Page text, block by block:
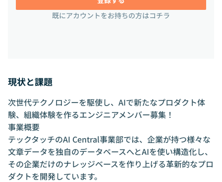
既にアカウントをお持ちの方はコチラ
現状と課題
次世代テクノロジーを駆使し、AIで新たなプロダクト体
験、組織体験を作るエンジニアメンバー募集！
事業概要
テックタッチのAI Central事業部では、企業が持つ様々な
文章データを独自のデータベースへとAIを使い構造化し、
その企業だけのナレッジベースを作り上げる革新的なプロ
ダクトを開発しています。